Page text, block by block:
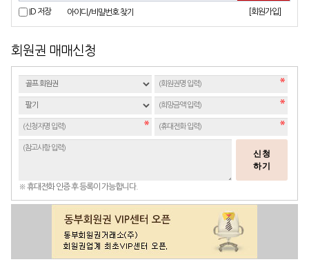
ID 저장 아이디/비밀번호 찾기 [회원가입]
회원권 매매신청
신청
하기
※ 휴대전화 인증 후 등록이 가능합니다.